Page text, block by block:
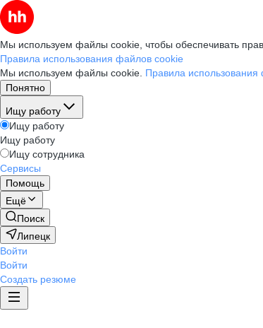
Мы используем файлы cookie, чтобы обеспечивать
Правила использования файлов cookie
Мы используем файлы cookie. Правила
Понятно
Ищу работу
Ищу работу
Ищу работу
Ищу сотрудника
Сервисы
Помощь
Ещё
Поиск
Липецк
Войти
Войти
Создать резюме